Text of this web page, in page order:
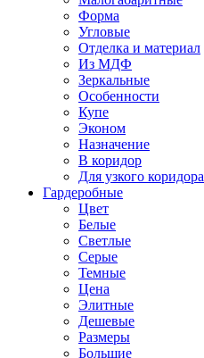
Форма
Угловые
Отделка и материал
Из МДФ
Зеркальные
Особенности
Купе
Эконом
Назначение
В коридор
Для узкого коридора
Гардеробные
Цвет
Белые
Светлые
Серые
Темные
Цена
Элитные
Дешевые
Размеры
Большие